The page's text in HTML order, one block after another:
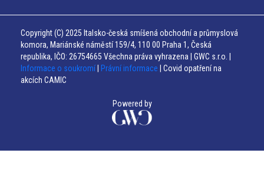
Copyright (C) 2025 Italsko-česká smíšená obchodní a průmyslová
komora, Mariánské náměstí 159/4, 110 00 Praha 1, Česká
republika, IČO: 26754665 Všechna práva vyhrazena | GWC s.r.o. |
Informace o soukromí
Právní informace | Covid opatření na
akcích CAMIC
Powered by